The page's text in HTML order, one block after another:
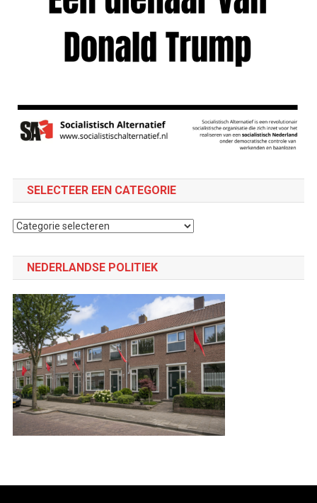
SELECTEER EEN CATEGORIE
Selecteer
categorie
NEDERLANDSE POLITIEK